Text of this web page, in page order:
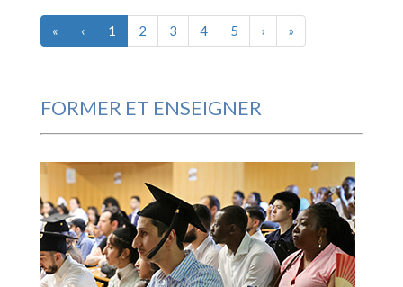
« ‹ 1 2 3 4 5 › »
FORMER ET ENSEIGNER